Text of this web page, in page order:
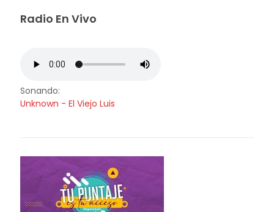
Radio En Vivo
Sonando:
Unknown - El Viejo Luis